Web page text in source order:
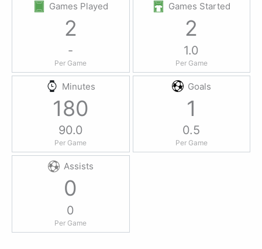
Games Played
2
-
Per Game
Games Started
2
1.0
Per Game
Minutes
180
90.0
Per Game
Goals
1
0.5
Per Game
Assists
0
0
Per Game